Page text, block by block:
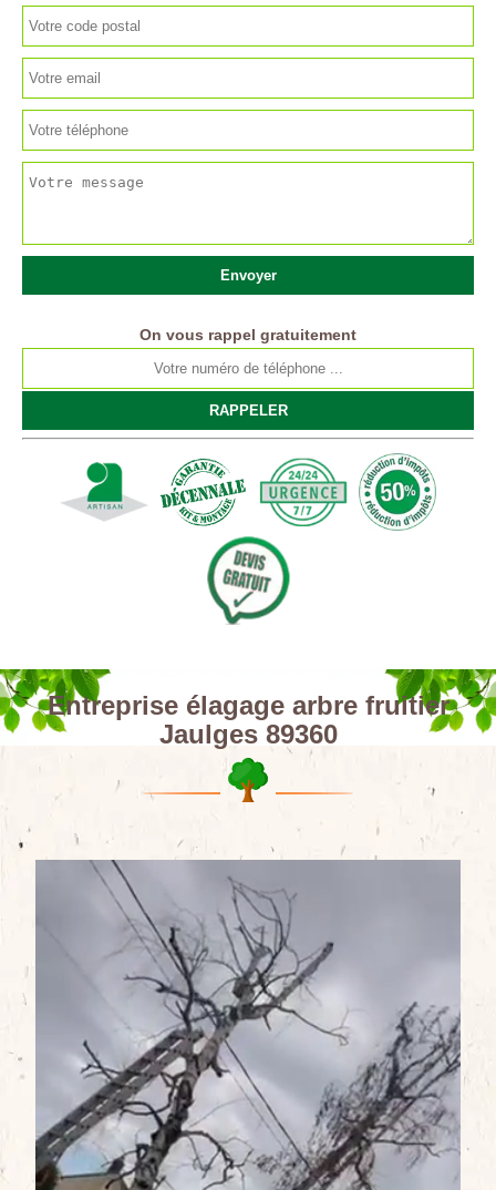
On vous rappel gratuitement
Entreprise élagage arbre fruitier
Jaulges 89360